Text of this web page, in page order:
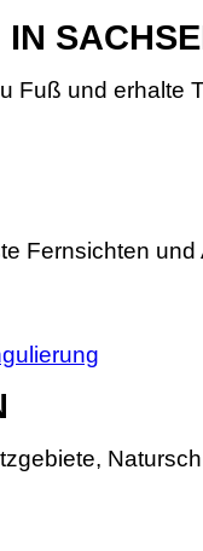
Fuß und erhalte
Fernsichten und